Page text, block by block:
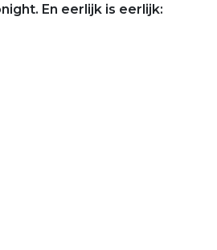
En eerlijk is eerlijk: